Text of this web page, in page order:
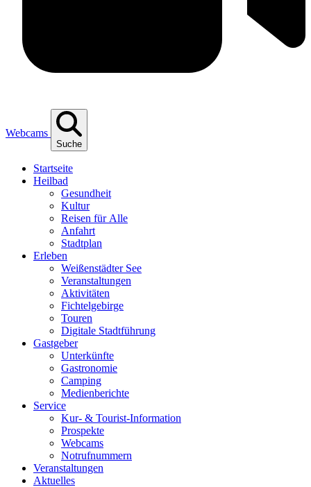
Webcams
Suche
Start­sei­te
Heil­bad
Gesund­heit
Kul­tur
Rei­sen für Alle
Anfahrt
Stadt­plan
Erle­ben
Wei­ßen­städ­ter See
Ver­an­stal­tun­gen
Akti­vi­tä­ten
Fich­tel­ge­bir­ge
Tou­ren
Digi­ta­le Stadtführung
Gast­ge­ber
Unter­künf­te
Gas­tro­no­mie
Cam­ping
Medi­en­be­rich­te
Ser­vice
Kur- & Tourist-Information
Pro­spek­te
Web­cams
Not­ruf­num­mern
Ver­an­stal­tun­gen
Aktu­el­les